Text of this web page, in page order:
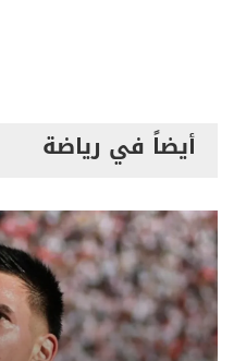
أيضاً في رياضة